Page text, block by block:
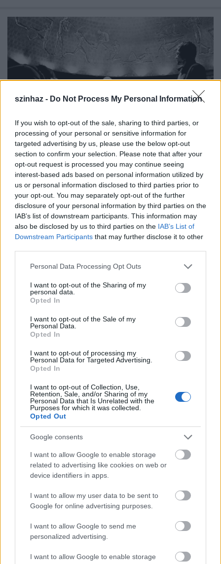
szinhaz - Do Not Process My Personal Information
If you wish to opt-out of the sale, sharing to third parties, or
processing of your personal or sensitive information for
targeted advertising by us, please use the below opt-out
section to confirm your selection. Please note that after your
opt-out request is processed you may continue seeing
interest-based ads based on personal information utilized by
us or personal information disclosed to third parties prior to
your opt-out. You may separately opt-out of the further
disclosure of your personal information by third parties on the
IAB’s list of downstream participants. This information may
also be disclosed by us to third parties on the IAB’s List of
Downstream Participants that may further disclose it to other
Please note that this website/app uses one or more Google
not limited to your visit or usage behaviour. You may click to
grant or deny consent to Google and its third-party tags to
use your data for below specified purposes in below Google
consent section.
Personal Data Processing Opt Outs
I want to opt-out of the Sharing of my
personal data.
Opted In
I want to opt-out of the Sale of my
Personal Data.
Opted In
I want to opt-out of processing my
Personal Data for Targeted Advertising.
Opted In
I want to opt-out of Collection, Use,
Retention, Sale, and/or Sharing of my
Personal Data that Is Unrelated with the
Purposes for which it was collected.
Opted Out
Google consents
I want to allow Google to enable storage
related to advertising like cookies on web or
device identifiers in apps.
I want to allow my user data to be sent to
Google for online advertising purposes.
I want to allow Google to send me
personalized advertising.
I want to allow Google to enable storage
Öt pud szerelem
szinhazhu•2004. augusztus 26.
Csehov: Siráj Nagy AndrásCsehov maga méri ki a
szükséges szenvedélyek mennyiségét "öt pud"-ban,
amikor sorozatos színházi kudarcai után
öntudatosan kezd színpadellenes mûvének írásába:
"sokat vétek a színpad törvényei ellen" szögezi le
azonnal -, "komédia, három nõi, hat férfi szereplõ,
A mocsár éneke
szinhazhu•2004. augusztus 26.
Kovács Dezsõ Járom az utam, dudorászom a Váci
útra menet, kissé náthásan. A nézõtér csöndes. Nincs
nagyérdemû a maga ezerkilencszáz forintjáért.